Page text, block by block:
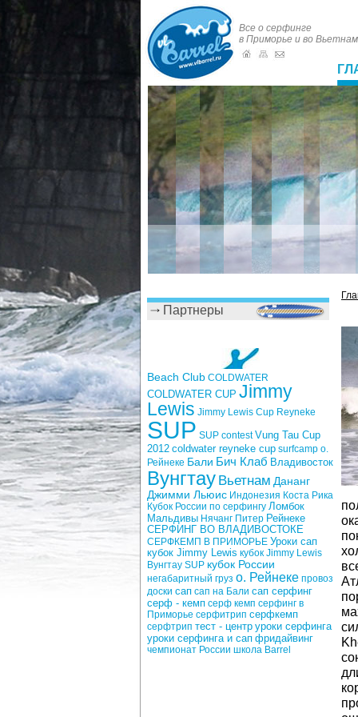
Все о серфинге
в Приморье и во
Партнеры
Beach Club COLDWATER
COLDWATER CUP Jimmy
Lewis Jimmy Lewis Cup Reyneke
SUP SUP contest Vung Tau Cup
2012 coldwater reyneke cup surfcamp о.
Рейнеке Бали Бич Клаб Владивосток
Вунгтау Вьетнам Дананг
Джимми Льюис Индонезия Коста Рика
Кубок России по серфингу Ломбок
Мальдивы Нячанг Питер Рейнеке
СЕРФИНГ ВО ВЛАДИВОСТОКЕ
СЕРФКЕМП В ПРИМОРЬЕ Уроки сап
кубок Jimmy Lewis кубок Jimmy Lewis
Вунгтау SUP кубок России
негабаритный груз о. Рейнеке провоз
доски сап сап на Бали сап серфинг
серф - кемп серф кемп серфинг в
Приморье серфитрип серфкемп
серфтрип тест - центр уроки серфинга
уроки серфинга и сап фридайвинг
чемпионат России школа Barrel